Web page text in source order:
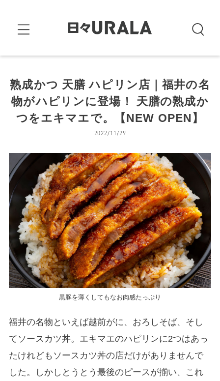
熟成かつ 天膳 ハピリン店｜福井の名
物がハピリンに登場！ 天膳の熟成か
つをエキマエで。【NEW OPEN】
2022/11/29
黒豚を薄くしてもなお肉感たっぷり
福井の名物といえば越前がに、おろしそば、そし
てソースカツ丼。エキマエのハピリンに2つはあっ
たけれどもソースカツ丼の店だけがありませんで
した。しかしとうとう最後のピースが揃い、これ